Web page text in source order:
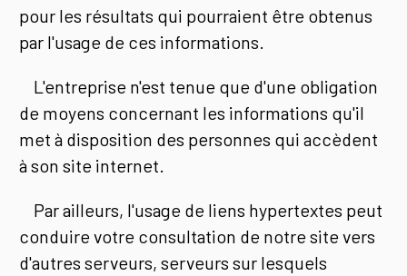
pour les résultats qui pourraient être obtenus
par l'usage de ces informations.
L'entreprise n'est tenue que d'une obligation
de moyens concernant les informations qu'il
met à disposition des personnes qui accèdent
à son site internet.
Par ailleurs, l'usage de liens hypertextes peut
conduire votre consultation de notre site vers
d'autres serveurs, serveurs sur lesquels